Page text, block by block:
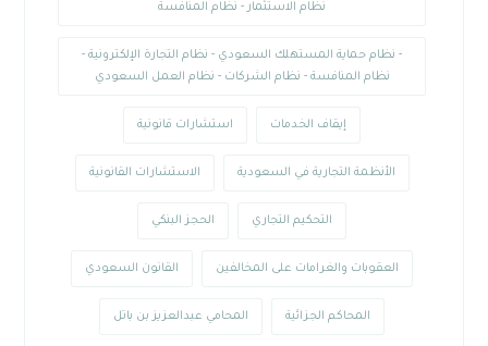
نظام الاستثمار - نظام المنافسة
- نظام حماية المستهلك السعودي - نظام التجارة الإلكترونية -
نظام المنافسة - نظام الشركات - نظام العمل السعودي
إيقاف الخدمات استشارات قانونية
الأنظمة التجارية في السعودية الاستشارات القانونية
التحكيم التجاري الحجز البنكي
العقوبات والغرامات على المخالفين القانون السعودي
المحاكم الجزائية المحامي عبدالعزيز بن باتل